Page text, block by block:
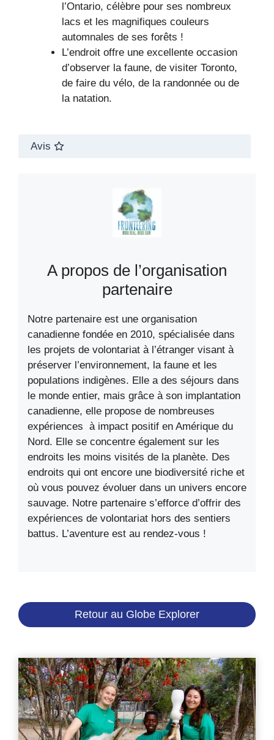
l’Ontario, célèbre pour ses nombreux
lacs et les magnifiques couleurs
automnales de ses forêts !
L’endroit offre une excellente occasion
d’observer la faune, de visiter Toronto,
de faire du vélo, de la randonnée ou de
la natation.
Avis
A propos de l’organisation
partenaire
Notre partenaire est une organisation
canadienne fondée en 2010, spécialisée dans
les projets de volontariat à l’étranger visant à
préserver l’environnement, la faune et les
populations indigènes. Elle a des séjours dans
le monde entier, mais grâce à son implantation
canadienne, elle propose de nombreuses
expériences à impact positif en Amérique du
Nord. Elle se concentre également sur les
endroits les moins visités de la planète. Des
endroits qui ont encore une biodiversité riche et
où vous pouvez évoluer dans un univers encore
sauvage. Notre partenaire s’efforce d’offrir des
expériences de volontariat hors des sentiers
battus. L’aventure est au rendez-vous !
Retour au Globe Explorer